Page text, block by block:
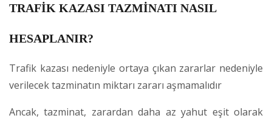
TRAFİK KAZASI TAZMİNATI NASIL
HESAPLANIR?
Trafik kazası nedeniyle ortaya çıkan zararlar nedeniyle
verilecek tazminatın miktarı zararı aşmamalıdır
Ancak, tazminat, zarardan daha az yahut eşit olarak